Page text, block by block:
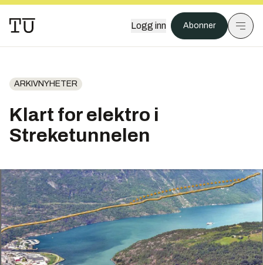
Logg inn Abonner
ARKIVNYHETER
Klart for elektro i
Streketunnelen